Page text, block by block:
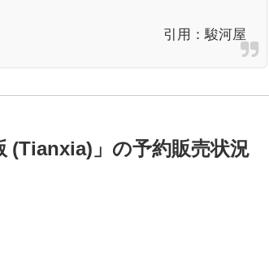
引用： 駿河屋
(Tianxia)」の予約販売状況